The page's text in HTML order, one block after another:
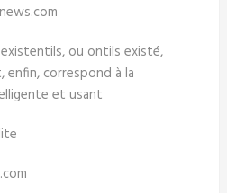
ou ontils existé,
enfin, correspond à la
et usant